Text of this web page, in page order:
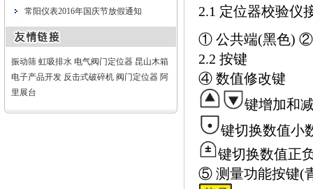
常阳仪表2016年国庆节放假通知
振动筛 虹吸排水 电气阀门定位器 昆山木箱
电子产品开发 反击式破碎机 阀门定位器 阿
里展台
2.1 定位器校验仪
① 公共端(黑色) ②
2.2 按键
④ 数值修改键
键增加和
键切换数值小
键切换数值正
⑤ 测量功能按键(